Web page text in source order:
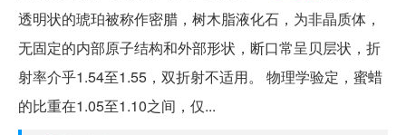
透明状的琥珀被称作密腊，树木脂液化石，为非晶质体，
无固定的内部原子结构和外部形状，断口常呈贝层状，折
射率介乎1.54至1.55，双折射不适用。 物理学验定，蜜蜡
的比重在1.05至1.10之间，仅...